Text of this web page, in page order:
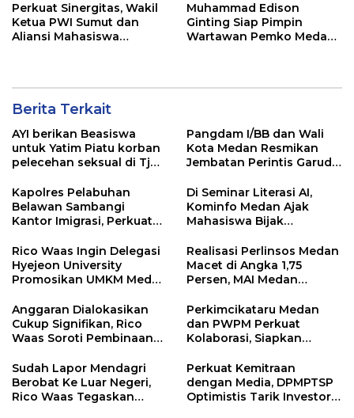
Perkuat Sinergitas, Wakil
Ketua PWI Sumut dan
Aliansi Mahasiswa
Muhammad Edison
Ginting Siap Pimpin
Wartawan Pemko Medan,
Berita Terkait
AYI berikan Beasiswa
untuk Yatim Piatu korban
pelecehan seksual di Tj
Pangdam I/BB dan Wali
Kota Medan Resmikan
Jembatan Perintis Garuda,
Medan Polonia-Johor-
Maimun
Kapolres Pelabuhan
Belawan Sambangi
Kantor Imigrasi, Perkuat
Pelabuhan Internasional
Di Seminar Literasi AI,
Kominfo Medan Ajak
Mahasiswa Bijak
Buatan
Rico Waas Ingin Delegasi
Hyejeon University
Promosikan UMKM Medan
Realisasi Perlinsos Medan
Macet di Angka 1,75
Persen, MAI Medan
Merosotnya Kredibilitas
Pemko
Anggaran Dialokasikan
Cukup Signifikan, Rico
Waas Soroti Pembinaan
Evaluasi Kinerja Pengurus
Harian
Perkimcikataru Medan
dan PWPM Perkuat
Kolaborasi, Siapkan
Sudah Lapor Mendagri
Berobat Ke Luar Negeri,
Rico Waas Tegaskan
Perkuat Kemitraan
dengan Media, DPMPTSP
Optimistis Tarik Investor